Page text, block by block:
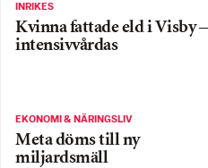
INRIKES
Kvinna fattade eld i Visby –
intensivvårdas
EKONOMI & NÄRINGSLIV
Meta döms till ny
miljardsmäll